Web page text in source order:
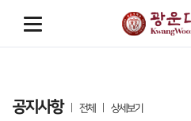
공지사항 전체 상세보기